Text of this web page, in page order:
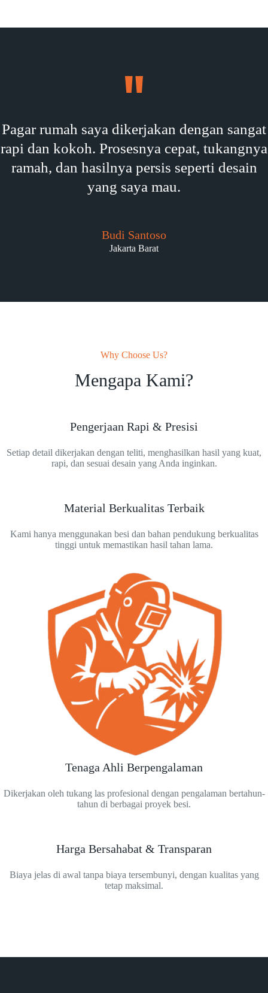
Pagar rumah saya dikerjakan dengan sangat
rapi dan kokoh. Prosesnya cepat, tukangnya
ramah, dan hasilnya persis seperti desain
yang saya mau.
Budi Santoso
Jakarta Barat
Why Choose Us?
Mengapa Kami?
Pengerjaan Rapi & Presisi
Setiap detail dikerjakan dengan teliti, menghasilkan hasil yang kuat,
rapi, dan sesuai desain yang Anda inginkan.
Material Berkualitas Terbaik
Kami hanya menggunakan besi dan bahan pendukung berkualitas
tinggi untuk memastikan hasil tahan lama.
Tenaga Ahli Berpengalaman
Dikerjakan oleh tukang las profesional dengan pengalaman bertahun-
tahun di berbagai proyek besi.
Harga Bersahabat & Transparan
Biaya jelas di awal tanpa biaya tersembunyi, dengan kualitas yang
tetap maksimal.